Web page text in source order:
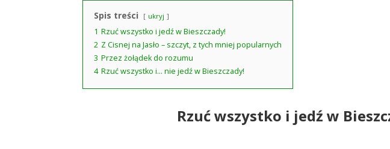
Spis treści ukryj
1 Rzuć wszystko i jedź w Bieszczady!
2 Z Cisnej na Jasło – szczyt, z tych mniej popularnych
3 Przez żołądek do rozumu
4 Rzuć wszystko i… nie jedź w Bieszczady!
Rzuć wszystko i jedź w